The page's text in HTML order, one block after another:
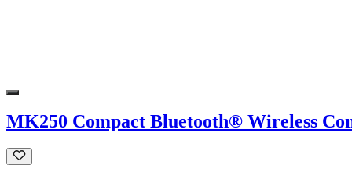
MK250 Compact Bluetooth® Wireless